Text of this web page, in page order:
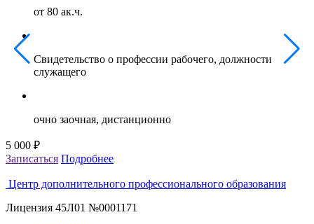
от 80 ак.ч.
Свидетельство о профессии рабочего, должности
служащего
очно заочная, дистанционно
5 000 ₽
Записаться Подробнее
Центр дополнительного профессионального образования
Лицензия 45Л01 №0001171